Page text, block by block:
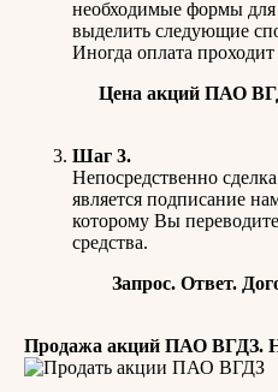
необходимые формы для
выделить следующие
Иногда оплата
Цена акций ПАО
Шаг 3.
Непосредственно
является подписание
которому Вы
средства.
Запрос. Ответ.
Продажа акций ПАО ВГДЗ.